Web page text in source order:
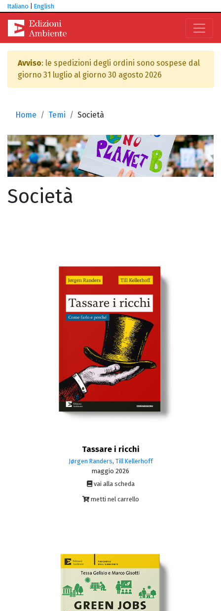
Italiano English
Avviso: le spedizioni degli ordini sono sospese dal
giorno 31 luglio al giorno 30 agosto 2026
Home Temi Società
Società
Tassare i ricchi
Jørgen Randers, Till Kellerhoff
maggio 2026
vai alla scheda
metti nel carrello